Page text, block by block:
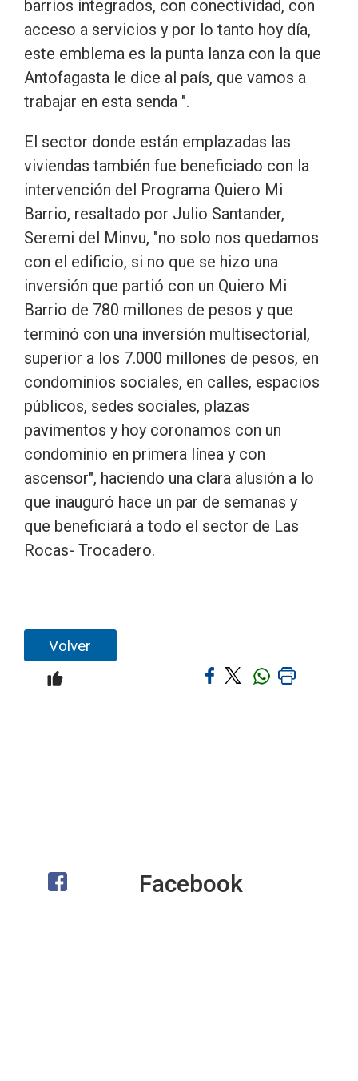
barrios integrados, con conectividad, con
acceso a servicios y por lo tanto hoy día,
este emblema es la punta lanza con la que
Antofagasta le dice al país, que vamos a
trabajar en esta senda ".
El sector donde están emplazadas las
viviendas también fue beneficiado con la
intervención del Programa Quiero Mi
Barrio, resaltado por Julio Santander,
Seremi del Minvu, "no solo nos quedamos
con el edificio, si no que se hizo una
inversión que partió con un Quiero Mi
Barrio de 780 millones de pesos y que
terminó con una inversión multisectorial,
superior a los 7.000 millones de pesos, en
condominios sociales, en calles, espacios
públicos, sedes sociales, plazas
pavimentos y hoy coronamos con un
condominio en primera línea y con
ascensor", haciendo una clara alusión a lo
que inauguró hace un par de semanas y
que beneficiará a todo el sector de Las
Rocas- Trocadero.
Volver
Facebook